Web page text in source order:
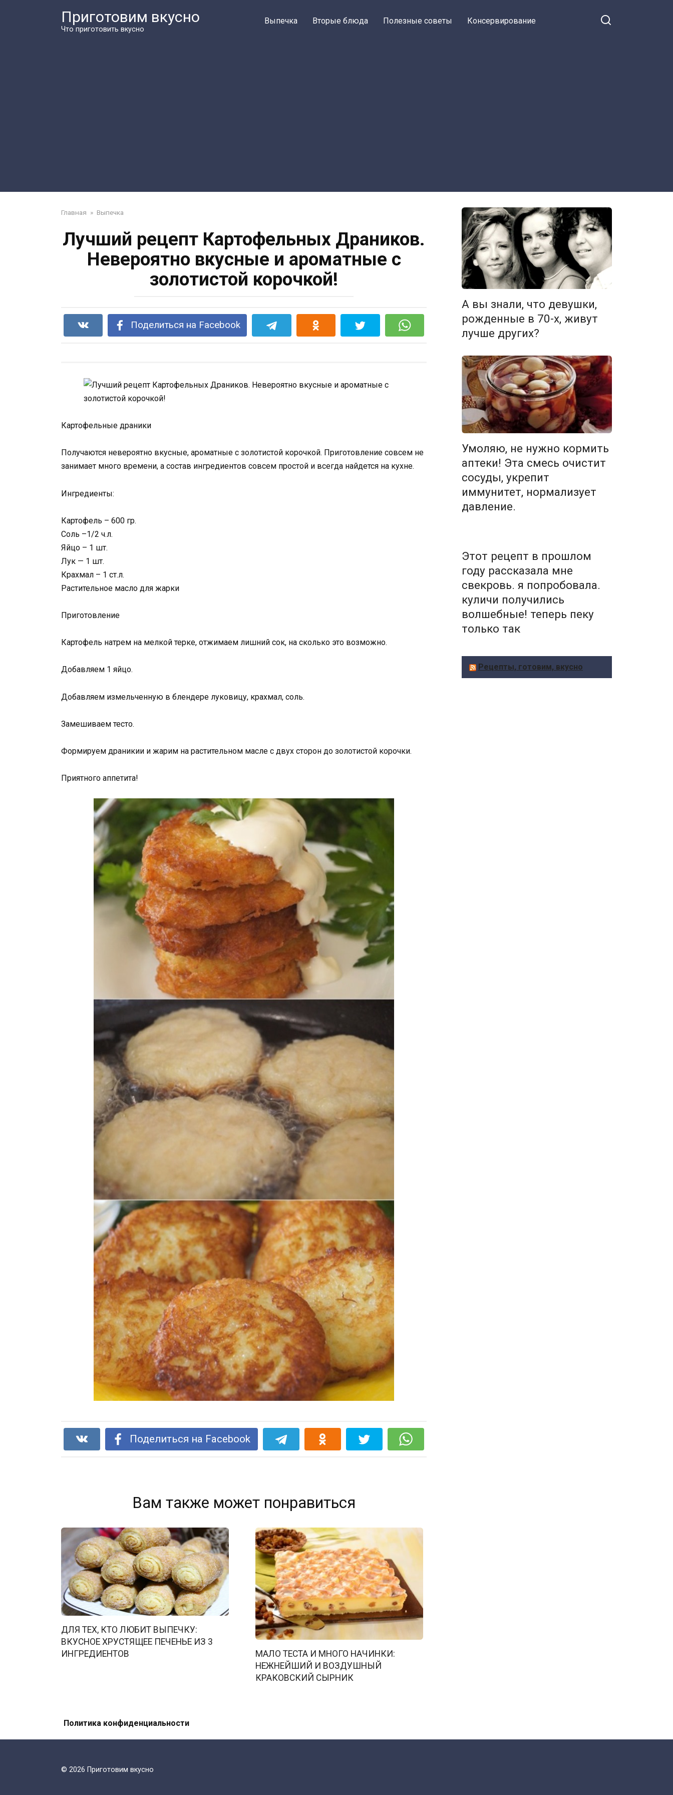
Приготовим вкусно
Что приготовить вкусно
Выпечка Вторые блюда Полезные советы Консервирование
Главная » Выпечка
Лучший рецепт Картофельных Драников.
Невероятно вкусные и ароматные с
золотистой корочкой!
Поделиться на Facebook
Картофельные драники
Получаются невероятно вкусные, ароматные с золотистой корочкой. Приготовление совсем не
занимает много времени, а состав ингредиентов совсем простой и всегда найдется на кухне.
Ингредиенты:
Картофель – 600 гр.
Соль –1/2 ч.л.
Яйцо – 1 шт.
Лук — 1 шт.
Крахмал – 1 ст.л.
Растительное масло для жарки
Приготовление
Картофель натрем на мелкой терке, отжимаем лишний сок, на сколько это возможно.
Добавляем 1 яйцо.
Добавляем измельченную в блендере луковицу, крахмал, соль.
Замешиваем тесто.
Формируем драникии и жарим на растительном масле с двух сторон до золотистой корочки.
Приятного аппетита!
Поделиться на Facebook
Вам также может понравиться
ДЛЯ ТЕХ, КТО ЛЮБИТ ВЫПЕЧКУ:
ВКУСНОЕ ХРУСТЯЩЕЕ ПЕЧЕНЬЕ ИЗ 3
ИНГРЕДИЕНТОВ
МАЛО ТЕСТА И МНОГО НАЧИНКИ:
НЕЖНЕЙШИЙ И ВОЗДУШНЫЙ
КРАКОВСКИЙ СЫРНИК
А вы знали, что девушки,
рожденные в 70-х, живут
лучше других?
Умоляю, не нужно кормить
аптеки! Эта смесь очистит
сосуды, укрепит
иммунитет, нормализует
давление.
Этот рецепт в прошлом
году рассказала мне
свекровь. я попробовала.
куличи получились
волшебные! теперь пеку
только так
Рецепты, готовим, вкусно
Политика конфиденциальности
© 2026 Приготовим вкусно